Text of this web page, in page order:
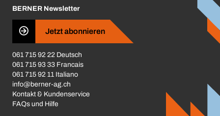
Business Conduct
BERNER Newsletter
Jetzt abonnieren
061 715 92 22 Deutsch
061 715 93 33 Francais
061 715 92 11 Italiano
info@berner-ag.ch
Kontakt & Kundenservice
FAQs und Hilfe